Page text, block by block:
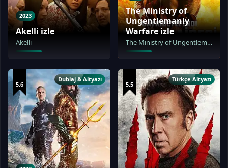
2023
Akelli izle
Akelli
The Ministry of
Ungentlemanly
Warfare izle
The Ministry of Ungentlemanly Warfare
5.6
Dublaj & Altyazı
5.5
Türkçe Altyazı